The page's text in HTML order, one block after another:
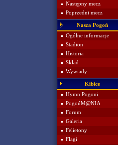
Następny mecz
Poprzedni mecz
Nasza Pogoń
Ogólne informacje
Stadion
Historia
Skład
Wywiady
Kibice
Hymn Pogoni
PogońM@NIA
Forum
Galeria
Felietony
Flagi